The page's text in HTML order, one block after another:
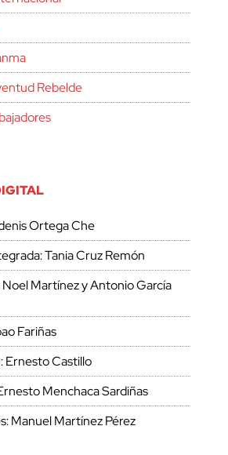
Rebelde
Ortega Che
Tania Cruz Remón
Noel Martínez y Antonio García
Fariñas
Ernesto Castillo
Menchaca Sardiñas
Manuel Martínez Pérez